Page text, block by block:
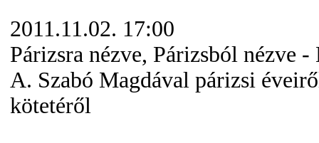
2011.11.02. 17:00
Párizsra nézve, Párizsból nézve -
A. Szabó Magdával párizsi
kötetéről